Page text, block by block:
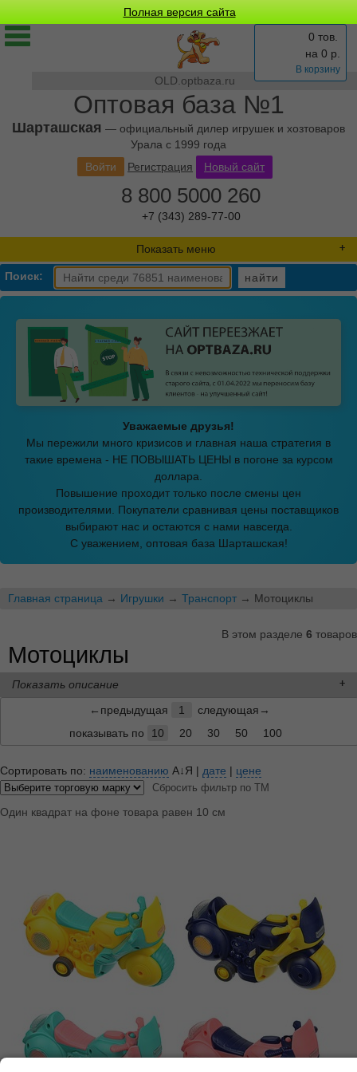
Полная версия сайта
OLD.optbaza.ru
Оптовая база №1
Шарташская — официальный дилер игрушек и хозтоваров
Урала с 1999 года
0 тов.
на 0 р.
В корзину
Войти Регистрация Новый сайт
8 800 5000 260
+7 (343) 289-77-00
Показать меню
Поиск: найти
Уважаемые друзья!
Мы пережили много кризисов и главная наша стратегия в
такие времена - НЕ ПОВЫШАТЬ ЦЕНЫ в погоне за курсом
доллара.
Повышение проходит только после смены цен
производителями. Покупатели сравнивая цены поставщиков
выбирают нас и остаются с нами навсегда.
С уважением, оптовая база Шарташская!
Главная страница → Игрушки → Транспорт → Мотоциклы
В этом разделе 6 товаров
Мотоциклы
Показать описание
←предыдущая
1
следующая→
показывать по
10 20 30 50 100
Сортировать по: наименованию А↓Я | дате | цене
Сбросить фильтр по ТМ
Один квадрат на фоне товара равен 10 см